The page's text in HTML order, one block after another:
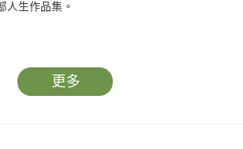
人生作品集。
書、文宣，還有「奧客型」的讀者打交道。
然不同，摯愛的老婆過世，書店陷入有史以
更多